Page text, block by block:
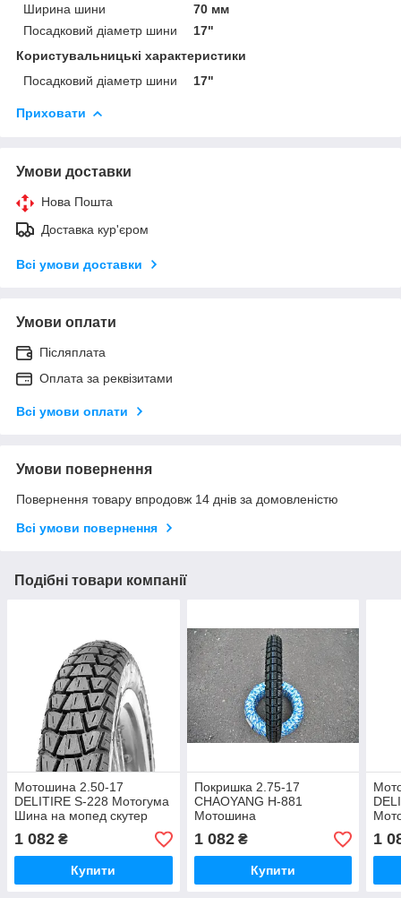
Ширина шини
70 мм
Посадковий діаметр шини
17"
Користувальницькі характеристики
Посадковий діаметр шини
17"
Приховати
Умови доставки
Нова Пошта
Доставка кур'єром
Всі умови доставки
Умови оплати
Післяплата
Оплата за реквізитами
Всі умови оплати
Умови повернення
Повернення товару впродовж 14 днів за домовленістю
Всі умови повернення
Подібні товари компанії
Мотошина 2.50-17
DELITIRE S-228 Мотогума
Шина на мопед скутер
1 082 ₴
Купити
Покришка 2.75-17
CHAOYANG H-881
Мотошина
1 082₴
Купити
1